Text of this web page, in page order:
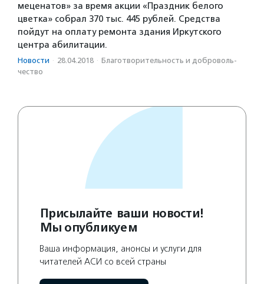
меценатов» за время акции «Праздник белого
цветка» собрал 370 тыс. 445 рублей. Средства
пойдут на оплату ремонта здания Иркутского
центра абилитации.
Новости · 28.04.2018 · Благотвори­тель­ность и доброволь­
чест­во
Присылайте ваши новости!
Мы опубликуем
Ваша информация, анонсы и услуги для
читателей АСИ со всей страны